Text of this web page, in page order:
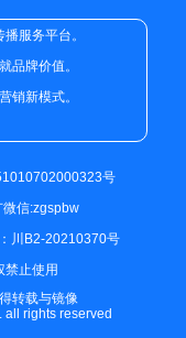
服务平台。
品牌价值。
销新模式。
号
信:zgspbw
川B2-20210370号
禁止使用
转载与镜像
rights reserved